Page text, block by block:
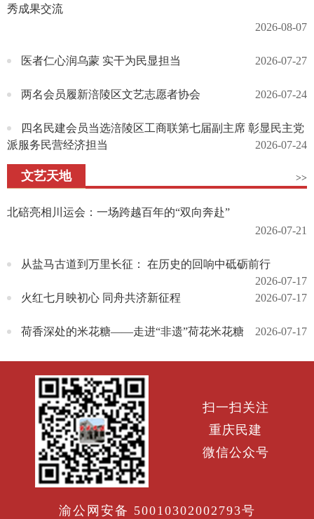
秀成果交流
2026-08-07
医者仁心润乌蒙 实干为民显担当 2026-07-27
两名会员履新涪陵区文艺志愿者协会 2026-07-24
四名民建会员当选涪陵区工商联第七届副主席 彰显民主党
派服务民营经济担当
2026-07-24
文艺天地 >>
北碚亮相川运会：一场跨越百年的“双向奔赴”
2026-07-21
从盐马古道到万里长征： 在历史的回响中砥砺前行
2026-07-17
火红七月映初心 同舟共济新征程
2026-07-17
荷香深处的米花糖——走进“非遗”荷花米花糖 2026-07-17
扫一扫关注
重庆民建
微信公众号
渝公网安备 50010302002793号